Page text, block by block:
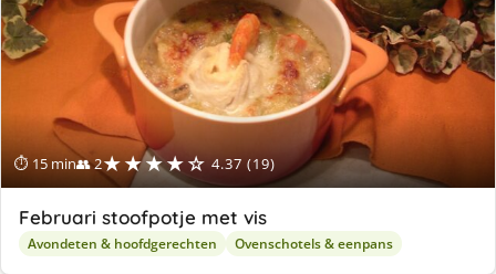
⏱ 15 min👥 2★★★★☆ 4.37 (19)
Februari stoofpotje met vis
Avondeten & hoofdgerechten Ovenschotels & eenpans